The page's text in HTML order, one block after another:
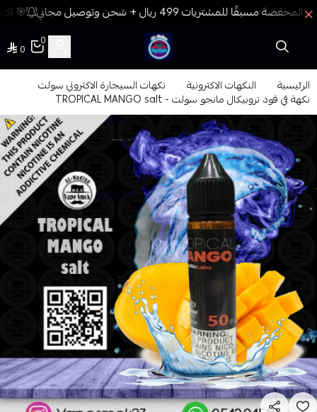
🎯
فيب المدينة
0
0
الرئيسية النكهات الاكترونية نكهات السيجارة الاكتروني سولت
نكهة في قود تروبيكال مانجو سولت - TROPICAL MANGO salt